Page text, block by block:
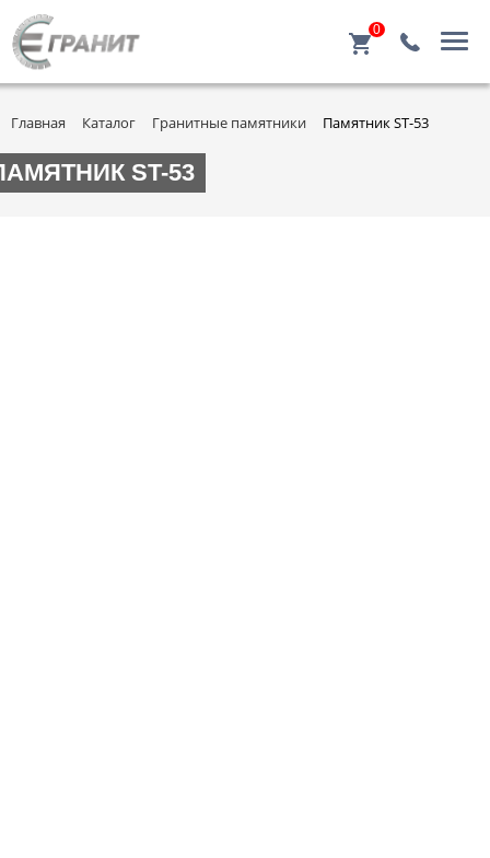
0
Главная Каталог Гранитные памятники Памятник ST-53
ST-53